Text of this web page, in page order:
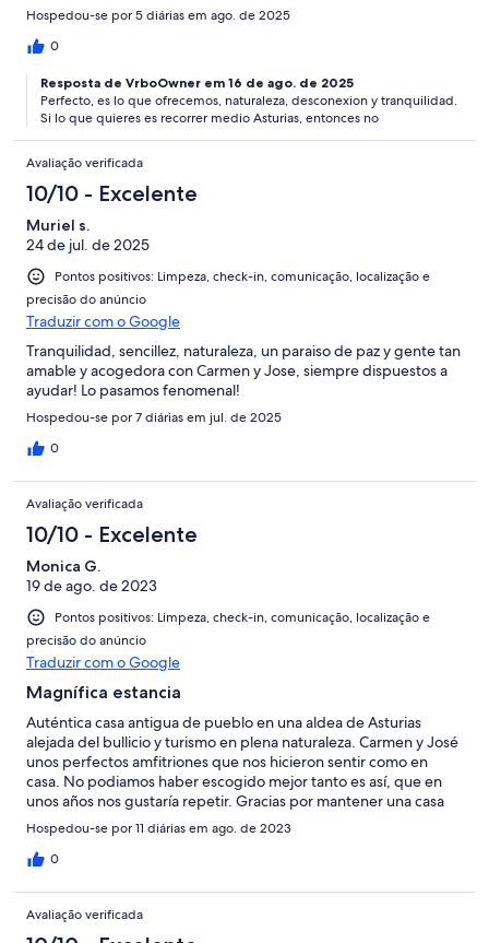
Hospedou-se por 5 diárias em ago. de 2025
0
Resposta de VrboOwner em 16 de ago. de 2025
Perfecto, es lo que ofrecemos, naturaleza, desconexion y tranquilidad.
Si lo que quieres es recorrer medio Asturias, entonces no
Avaliação verificada
10/10 - Excelente
Muriel s.
24 de jul. de 2025
Pontos positivos: Limpeza, check-in, comunicação, localização e
precisão do anúncio
Traduzir com o Google
Tranquilidad, sencillez, naturaleza, un paraiso de paz y gente tan
amable y acogedora con Carmen y Jose, siempre dispuestos a
ayudar! Lo pasamos fenomenal!
Hospedou-se por 7 diárias em jul. de 2025
0
Avaliação verificada
10/10 - Excelente
Monica G.
19 de ago. de 2023
Pontos positivos: Limpeza, check-in, comunicação, localização e
precisão do anúncio
Traduzir com o Google
Magnífica estancia
Auténtica casa antigua de pueblo en una aldea de Asturias
alejada del bullicio y turismo en plena naturaleza. Carmen y José
unos perfectos amfitriones que nos hicieron sentir como en
casa. No podiamos haber escogido mejor tanto es así, que en
unos años nos gustaría repetir. Gracias por mantener una casa
con tanta autenticidad.
Hospedou-se por 11 diárias em ago. de 2023
0
Avaliação verificada